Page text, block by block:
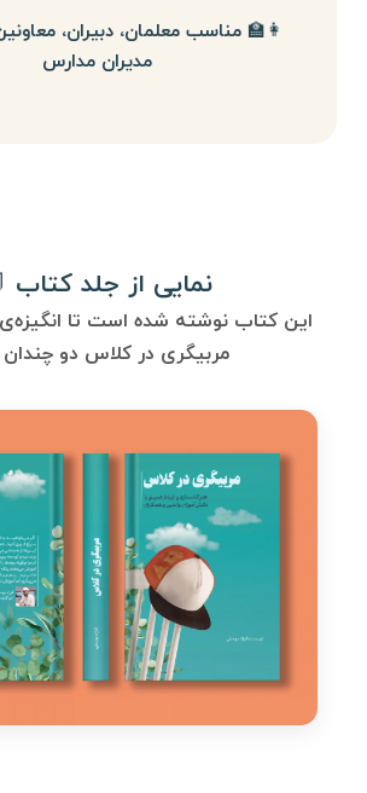
👩‍🏫 مناسب معلمان، دبیران،
مدیران مدارس
نمایی از جلد کتاب
این کتاب نوشته شده است تا انگیزه‌ی
مربیگری در کلاس دو چندان